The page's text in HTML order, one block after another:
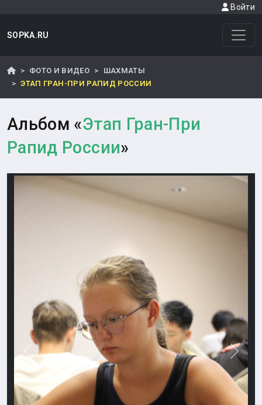
Войти
SOPKA.RU
ФОТО И ВИДЕО
ШАХМАТЫ
ЭТАП ГРАН-ПРИ РАПИД РОССИИ
Альбом «Этап Гран-При
Рапид России»
Назад